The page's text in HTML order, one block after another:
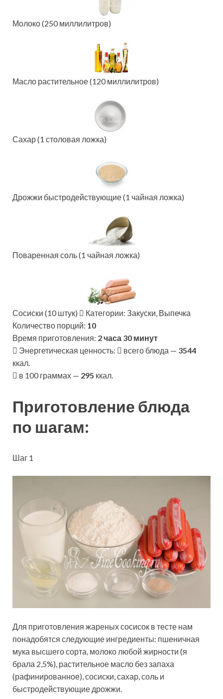
Молоко (250 миллилитров)
Масло растительное (120 миллилитров)
Сахар (1 столовая ложка)
Дрожжи быстродействующие (1 чайная ложка)
Поваренная соль (1 чайная ложка)
Сосиски (10 штук)
Категории: Закуски, Выпечка
Количество порций: 10
Время приготовления: 2 часа 30 минут
Энергетическая ценность:
всего блюда — 3544
ккал.
в 100 граммах — 295 ккал.
Приготовление блюда
по шагам:
Шаг 1
Для приготовления жареных сосисок в тесте нам
понадобятся следующие ингредиенты: пшеничная
мука высшего сорта, молоко любой жирности (я
брала 2,5%), растительное масло без запаха
(рафинированное), сосиски, сахар, соль и
быстродействующие дрожжи.